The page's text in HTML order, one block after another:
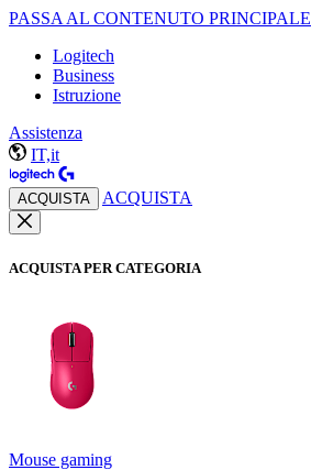
PASSA AL CONTENUTO PRINCIPALE
Logitech
Business
Istruzione
Assistenza
IT,it
ACQUISTA ACQUISTA
ACQUISTA PER CATEGORIA
Mouse gaming